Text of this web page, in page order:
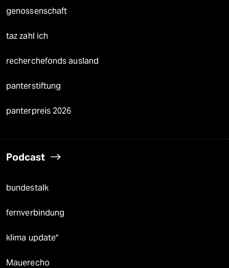
genossenschaft
taz zahl ich
recherchefonds ausland
panterstiftung
panterpreis 2026
Podcast
bundestalk
fernverbindung
klima update°
Mauerecho